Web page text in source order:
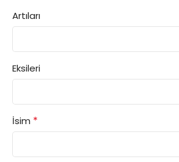
Artıları
Eksileri
İsim *